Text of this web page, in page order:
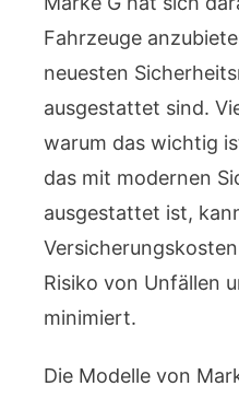
Fahrzeuge
neuesten
ausgestattet sind.
warum das wichtig
das mit modernen
ausgestattet ist,
Risiko von Unfällen
minimiert.
Die Modelle von